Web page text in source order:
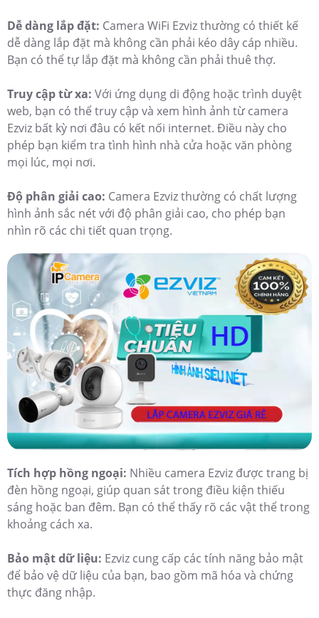
Dễ dàng lắp đặt: Camera WiFi Ezviz thường có thiết kế
dễ dàng lắp đặt mà không cần phải kéo dây cáp nhiều.
Bạn có thể tự lắp đặt mà không cần phải thuê thợ.
Truy cập từ xa: Với ứng dụng di động hoặc trình duyệt
web, bạn có thể truy cập và xem hình ảnh từ camera
Ezviz bất kỳ nơi đâu có kết nối internet. Điều này cho
phép bạn kiểm tra tình hình nhà cửa hoặc văn phòng
mọi lúc, mọi nơi.
Độ phân giải cao: Camera Ezviz thường có chất lượng
hình ảnh sắc nét với độ phân giải cao, cho phép bạn
nhìn rõ các chi tiết quan trọng.
Tích hợp hồng ngoại: Nhiều camera Ezviz được trang bị
đèn hồng ngoại, giúp quan sát trong điều kiện thiếu
sáng hoặc ban đêm. Bạn có thể thấy rõ các vật thể trong
khoảng cách xa.
Bảo mật dữ liệu: Ezviz cung cấp các tính năng bảo mật
để bảo vệ dữ liệu của bạn, bao gồm mã hóa và chứng
thực đăng nhập.